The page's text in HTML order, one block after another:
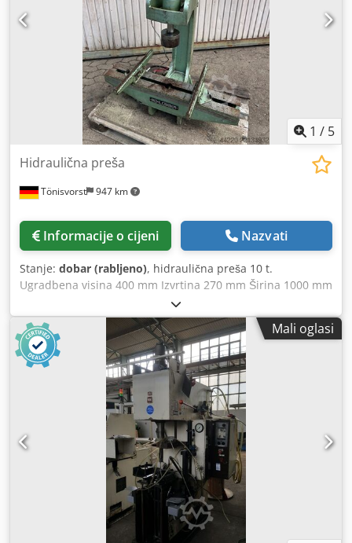
Transportne dimenzije: 1260/800/H1350 mm Codpfx Asu
Scp Rsbisha - Težina: 223 kg
1 / 5
Tönisvorst 947 km
Hidraulična preša
Informacije o cijeni Nazvati
Stanje: dobar (rabljeno), hidraulična preša 10 t.
Ugradbena visina 400 mm Izvrtina 270 mm Širina 1000 mm
bez hidraulične pumpe Transportne dimenzije: Visina bez
palete 1440 mm Širina 1000 mm Dubina 780 mm
Csdozdufyepfx Abieha Težina 325 kg
Mali oglasi